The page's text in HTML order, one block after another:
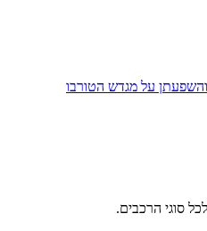
על מגדש הטורבו
סוגי הרכבים.